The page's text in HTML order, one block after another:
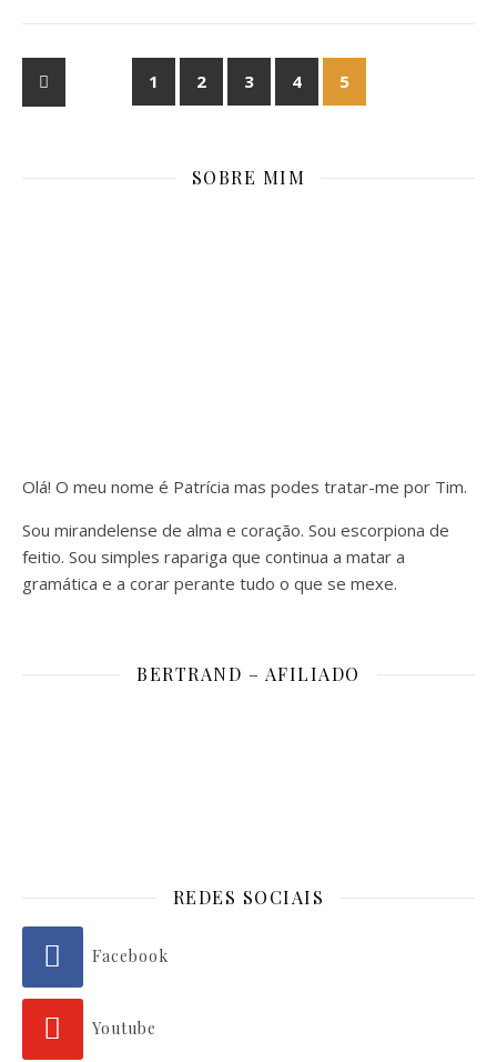
1 2 3 4 5
SOBRE MIM
Olá! O meu nome é Patrícia mas podes tratar-me por Tim.
Sou mirandelense de alma e coração. Sou escorpiona de
feitio. Sou simples rapariga que continua a matar a
gramática e a corar perante tudo o que se mexe.
BERTRAND – AFILIADO
REDES SOCIAIS
Facebook
Youtube